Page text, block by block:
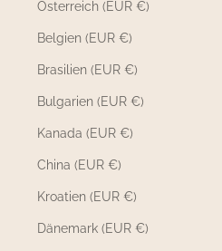
Österreich (EUR €)
Belgien (EUR €)
Brasilien (EUR €)
Bulgarien (EUR €)
Kanada (EUR €)
China (EUR €)
Kroatien (EUR €)
Dänemark (EUR €)